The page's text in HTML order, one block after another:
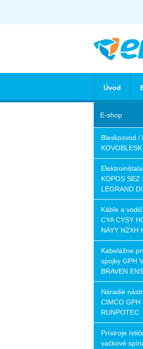
E-shop
Bleskozvod /
KOPOS SEZ
LEGRAND
Káble a
CYA CYSY
NAYY N2XH
Kabelážne
spojky GPH
BRAVEN
Náradie
CIMCO GPH
RUNPOTEC
Prístroje
vačkové
Úvod